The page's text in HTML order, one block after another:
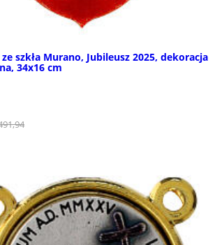
szkła Murano, Jubileusz 2025, dekoracja
34x16 cm